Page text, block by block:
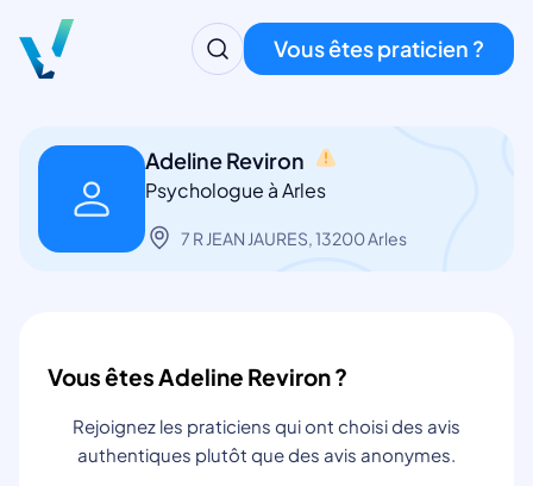
Vous êtes praticien ?
Adeline Reviron
Psychologue à Arles
7 R JEAN JAURES, 13200 Arles
Vous êtes Adeline Reviron ?
Rejoignez les praticiens qui ont choisi des avis
authentiques plutôt que des avis anonymes.